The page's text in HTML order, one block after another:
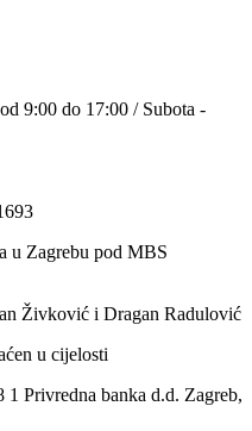
9:00 do 17:00 / Subota -
u Zagrebu pod MBS
Živković i Dragan Radulović
u cijelosti
Privredna banka d.d. Zagreb,